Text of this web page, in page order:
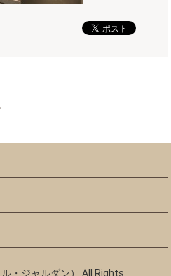
・ジャルダン） All Rights